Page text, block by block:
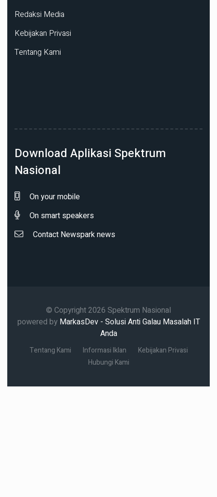
Redaksi Media
Kebijakan Privasi
Tentang Kami
Download Aplikasi Spektrum
Nasional
On your mobile
On smart speakers
Contact Newspark news
© Copyright 2026 Spektrum Nasional
powered by MarkasDev - Solusi Anti Galau Masalah IT
Anda
Tentang Kami Informasi Iklan
Kebijakan Privasi
Hubungi Kami